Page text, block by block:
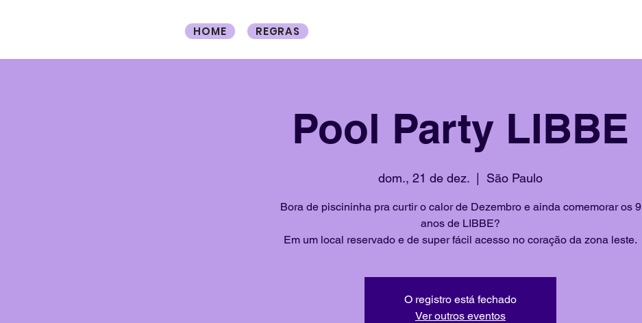
HOME REGRAS
Pool Party LIBBE
dom., 21 de dez. São Paulo
Bora de piscininha pra curtir o calor de Dezembro e ainda comemorar os 9
anos de LIBBE?
Em um local reservado e de super fácil acesso no coração da zona leste.
O registro está fechado
Ver outros eventos